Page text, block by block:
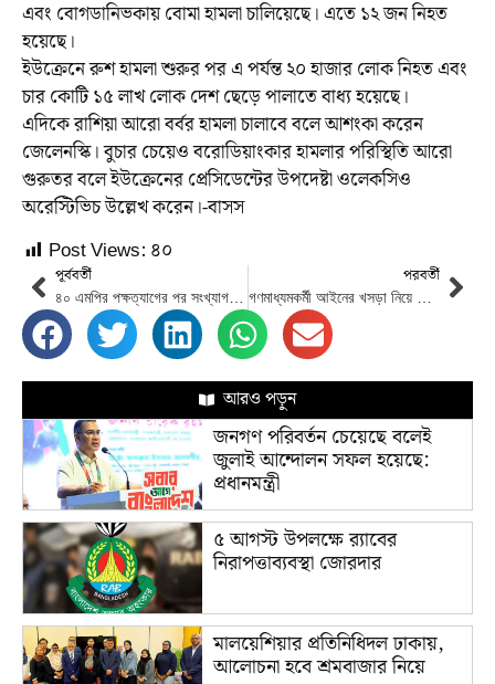
এবং বোগডানিভকায় বোমা হামলা চালিয়েছে। এতে ১২ জন নিহত
হয়েছে।
ইউক্রেনে রুশ হামলা শুরুর পর এ পর্যন্ত ২০ হাজার লোক নিহত এবং
চার কোটি ১৫ লাখ লোক দেশ ছেড়ে পালাতে বাধ্য হয়েছে।
এদিকে রাশিয়া আরো বর্বর হামলা চালাবে বলে আশংকা করেন
জেলেনস্কি। বুচার চেয়েও বরোডিয়াংকার হামলার পরিস্থিতি আরো
গুরুতর বলে ইউক্রেনের প্রেসিডেন্টের উপদেষ্টা ওলেকসিও
অরেস্টিভিচ উল্লেখ করেন।-বাসস
Post Views: ৪০
পূর্ববর্তী
৪০ এমপির পক্ষত্যাগের পর সংখ্যাগরিষ্ঠতা হারালো শ্রীলংকার রাজাপাকসের জোট সরকার
পরবর্তী
গণমাধ্যমকর্মী আইনের খসড়া নিয়ে তথ্যমন্ত্রীর মতবিনিময়
আরও পড়ুন
জনগণ পরিবর্তন চেয়েছে বলেই
জুলাই আন্দোলন সফল হয়েছে:
প্রধানমন্ত্রী
৫ আগস্ট উপলক্ষে র‌্যাবের
নিরাপত্তাব্যবস্থা জোরদার
মালয়েশিয়ার প্রতিনিধিদল ঢাকায়,
আলোচনা হবে শ্রমবাজার নিয়ে